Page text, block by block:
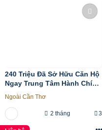
240 Triệu Đã Sở Hữu Căn Hộ
Ngay Trung Tâm Hành Chính
Bình Tân
Ngoài Cần Thơ
2 tháng 3